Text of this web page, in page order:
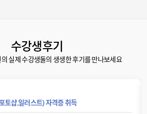
수강생후기
실제 수강생둘의 생생한 후기를 만나보세요
토샵,일러스트) 자격증 취득